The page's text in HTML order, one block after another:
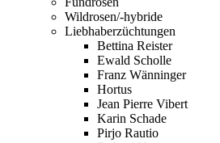
Wildrosen/-hybride
Liebhaberzüchtungen
Bettina Reister
Ewald Scholle
Franz Wänninger
Hortus
Jean Pierre Vibert
Karin Schade
Pirjo Rautio